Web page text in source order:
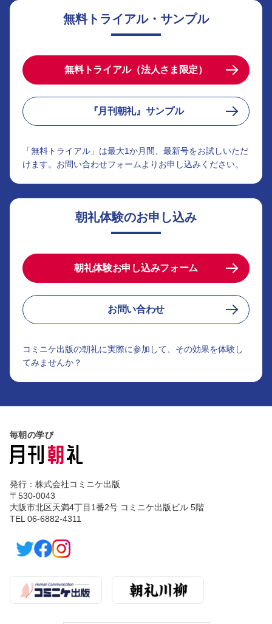
無料トライアル・サンプル
無料トライアル（法人さま限定）
『月刊朝礼』サンプル
「無料トライアル」は最大1か月間、最新号をお試しいただ
けます。お問い合わせフォームよりお申し込みください。
朝礼体験のお申し込み
朝礼体験お申し込みフォーム
お問い合わせ
コミニケ出版の朝礼に実際に参加して、その効果を体験し
てみませんか？
毎朝の学び
発行：株式会社コミニケ出版
〒530-0043
大阪市北区天満4丁目1番2号 コミニケ出版ビル 5階
TEL 06-6882-4311